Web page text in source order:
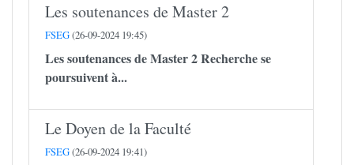
Les soutenances de Master 2
FSEG(26-09-2024 19:45)
Les soutenances de Master 2 Recherche se
poursuivent à...
Le Doyen de la Faculté
FSEG(26-09-2024 19:41)